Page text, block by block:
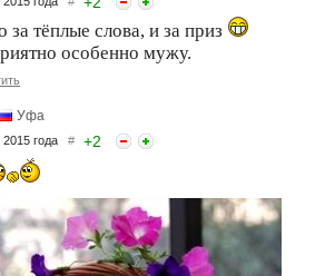
за тёплые слова, и за приз
особенно мужу.
Уфа
2015 года # +2